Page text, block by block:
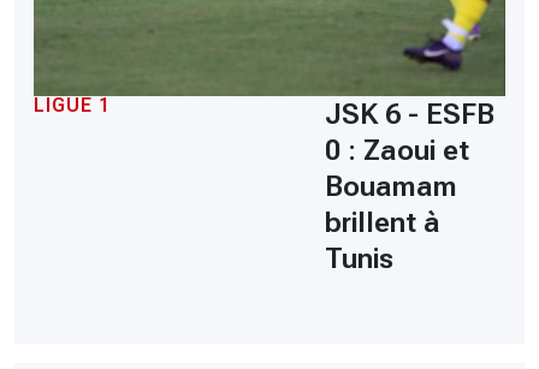
LIGUE 1
JSK 6 - ESFB
0 : Zaoui et
Bouamam
brillent à
Tunis